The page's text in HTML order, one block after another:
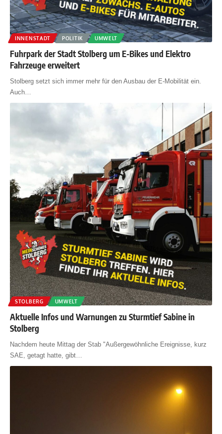
INNENSTADT POLITIK UMWELT
Fuhrpark der Stadt Stolberg um E-Bikes und Elektro
Fahrzeuge erweitert
Stolberg setzt sich immer mehr für den Ausbau der E-Mobilität ein.
Auch
STOLBERG UMWELT
Aktuelle Infos und Warnungen zu Sturmtief Sabine in
Stolberg
Nachdem heute Mittag der Stab "Außergewöhnliche Ereignisse, kurz
SAE, getagt hatte, gibt